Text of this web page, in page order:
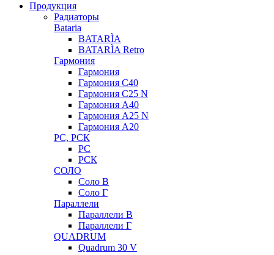
Продукция
Радиаторы
Bataria
BATARÌA
BATARÌA Retro
Гармония
Гармония
Гармония С40
Гармония С25 N
Гармония А40
Гармония А25 N
Гармония А20
РС, РСК
РС
РСК
СОЛО
Соло В
Соло Г
Параллели
Параллели В
Параллели Г
QUADRUM
Quadrum 30 V